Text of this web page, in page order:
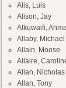
Alis, Luis
Alison, Jay
Alkuwaifi,
Allaby, Michael
Allain, Moose
Allaire,
Allan, Nicholas
Allan, Tony